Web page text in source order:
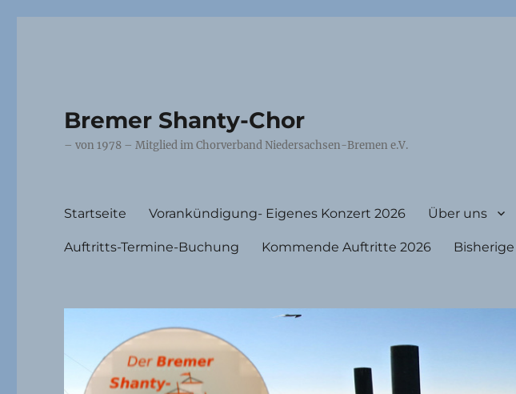
Bremer Shanty-Chor
– von 1978 – Mitglied im Chorverband Niedersachsen-Bremen e.V.
Startseite Vorankündigung- Eigenes Konzert 2026 Über uns
Auftritts-Termine-Buchung Kommende Auftritte 2026